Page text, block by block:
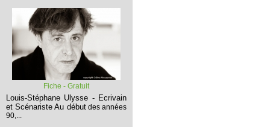
Fiche - Gratuit
Louis-Stéphane Ulysse - Ecrivain
et Scénariste Au débutdes années
90,...